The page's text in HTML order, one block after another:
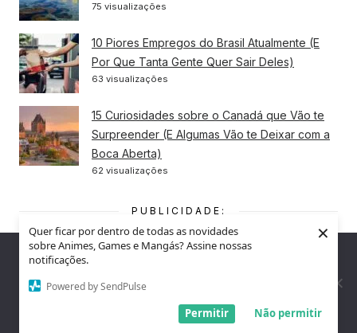
Quer ficar por dentro de todas as novidades
sobre Animes, Games e Mangás? Assine nossas
notificações.
Powered by SendPulse
Não permitir
Permitir
×
75 visualizações
10 Piores Empregos do Brasil Atualmente (E
Por Que Tanta Gente Quer Sair Deles)
63 visualizações
15 Curiosidades sobre o Canadá que Vão te
Surpreender (E Algumas Vão te Deixar com a
Boca Aberta)
62 visualizações
PUBLICIDADE:
Nós utilizamos cookies para garantir que você tenha a melhor
experiência em nosso site. Se você continua a usar este site,
assumimos que você está satisfeito.
Entendi!